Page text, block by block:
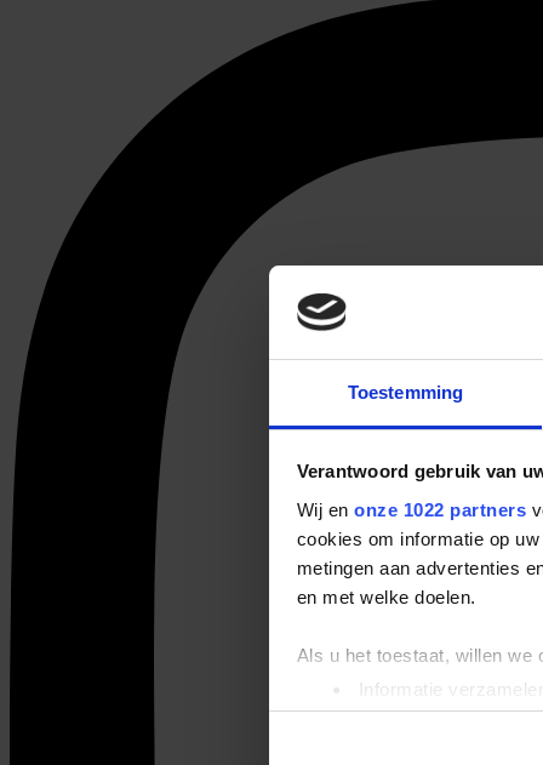
Toestemming
Verantwoord gebruik van
Wij en onze 1022 partners
cookies om informatie op
metingen aan advertenties
en met welke doelen.
Als u het toestaat, willen we
Informatie
Uw apparaat
Lees meer over hoe uw